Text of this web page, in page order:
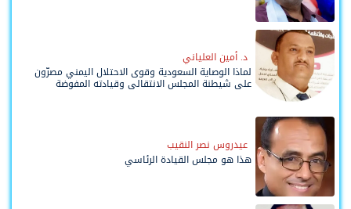
د. أمين العلياني
لماذا الوصاية السعودية وقوى الاحتلال اليمني مصرّون
على شيطنة المجلس الانتقالي وقيادته المفوضة
عيدروس نصر النقيب
هذا هو مجلس القيادة الرئاسي